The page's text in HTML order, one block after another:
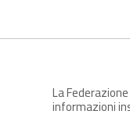
La
informazioni